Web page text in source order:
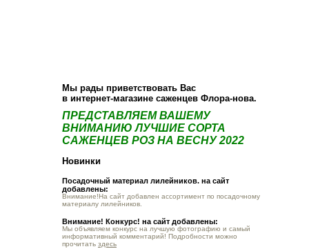
Мы рады приветствовать Вас
в интернет-магазине саженцев Флора-нова.
ПРЕДСТАВЛЯЕМ ВАШЕМУ
ВНИМАНИЮ ЛУЧШИЕ СОРТА
САЖЕНЦЕВ РОЗ НА ВЕСНУ 2022
Новинки
Посадочный материал лилейников. на сайт
добавлены:
Внимание!На сайт добавлен ассортимент по посадочному
материалу лилейников.
Внимание! Конкурс! на сайт добавлены:
Мы объявляем конкурс на лучшую фотографию и самый
информативный комментарий! Подробности можно
прочитать здесь